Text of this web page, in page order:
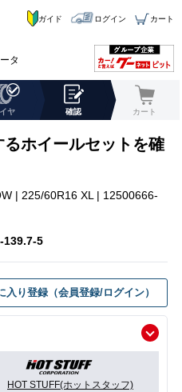
タ
ガイド ログイン カート
ヤ 確認 カート
ホイールセットを確
| 225/60R16 XL | 12500666-
139.7-5
入り登録（会員登録/ログイン）
HOT STUFF(ホットスタッフ)